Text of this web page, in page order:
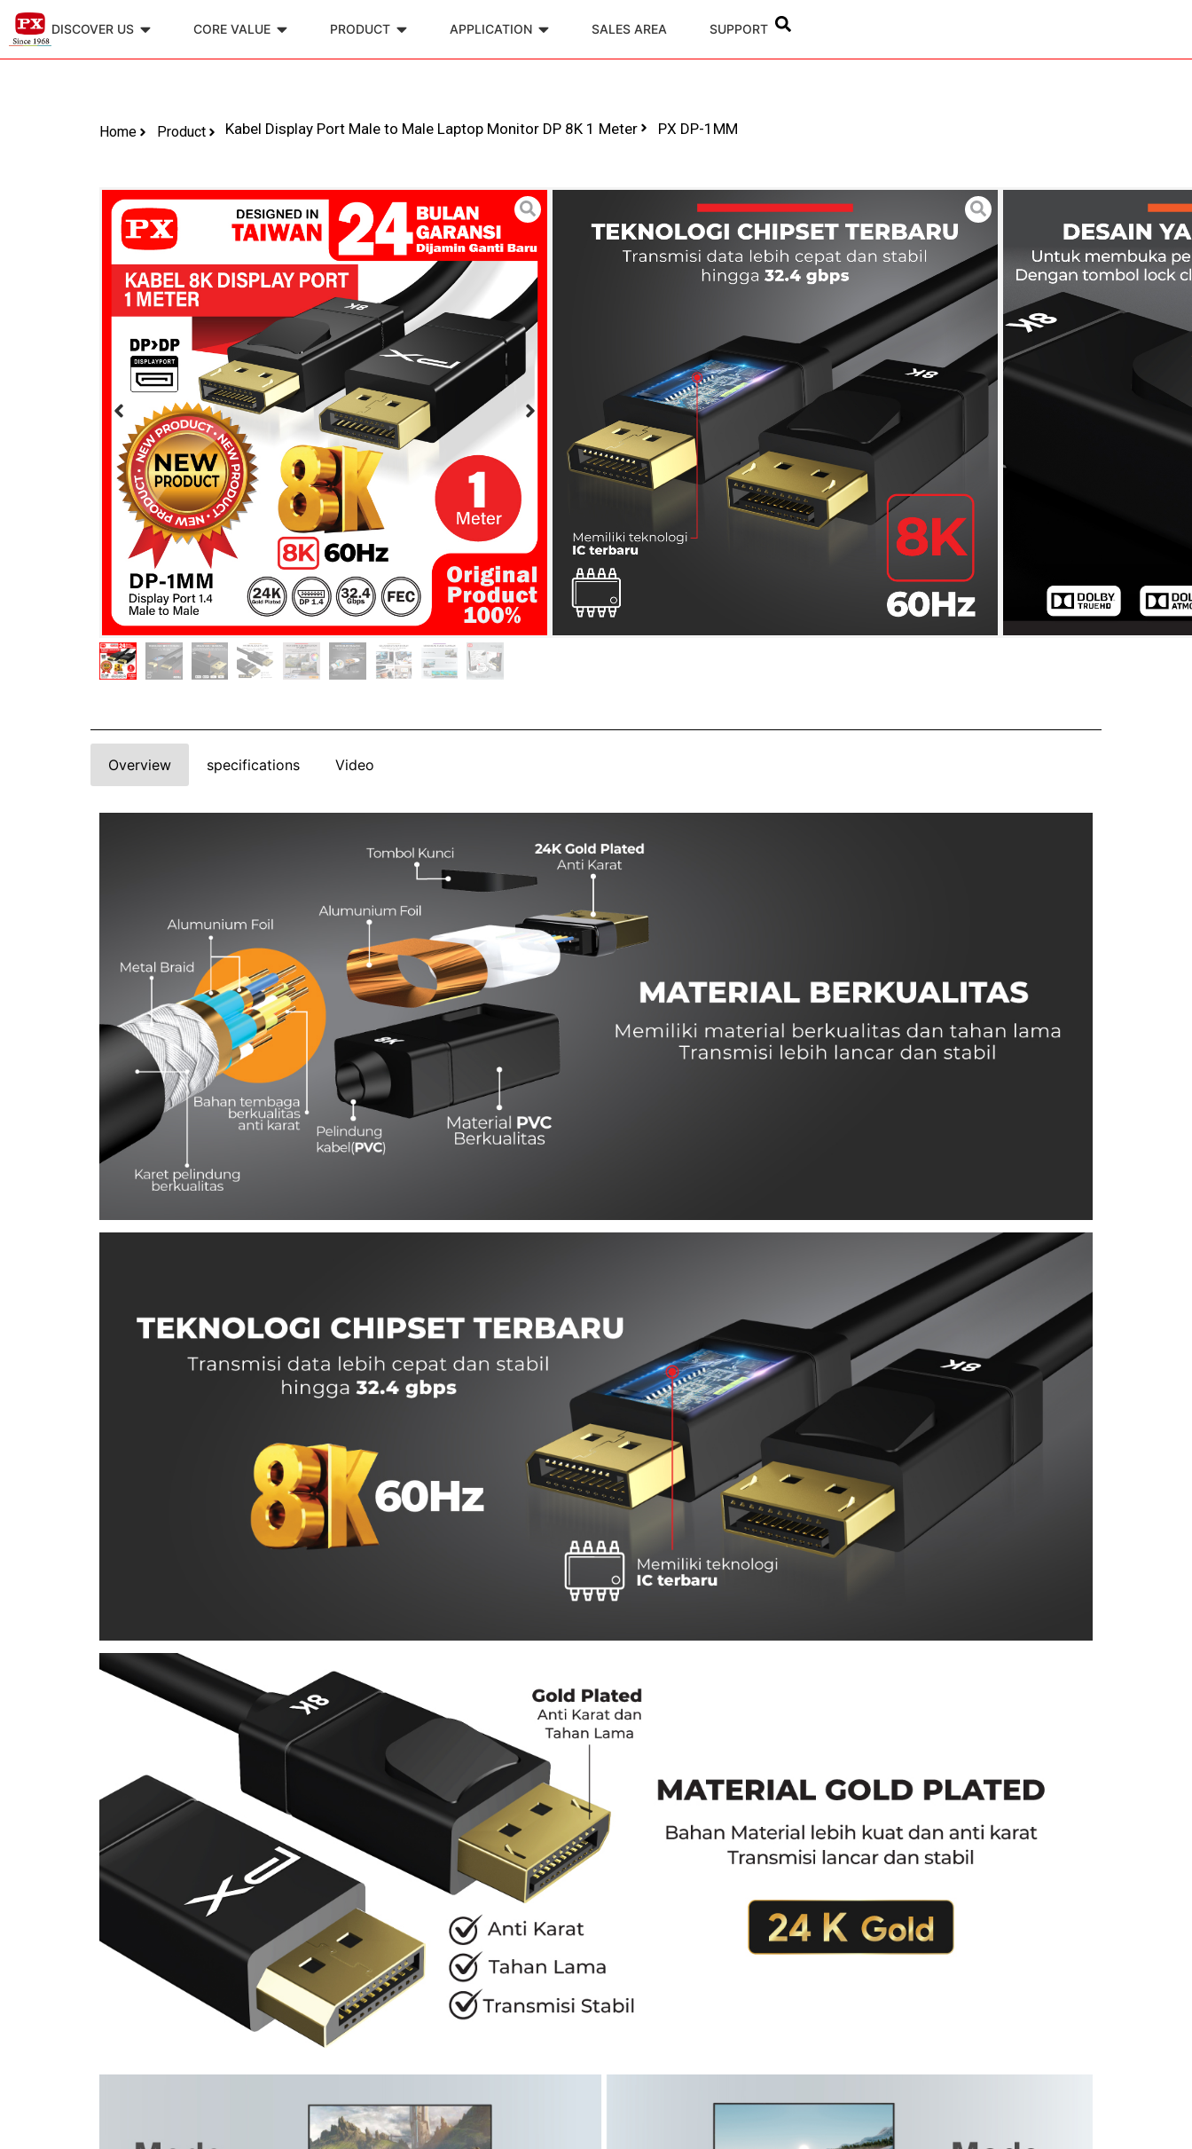
DISCOVER US CORE VALUE PRODUCT APPLICATION SALES AREA SUPPORT
Home Product Kabel Display Port Male to Male Laptop Monitor DP 8K 1 Meter PX DP-1MM
Kabel Display Port Male to Male
Laptop Monitor DP 8K 1 Meter
Model : PX DP-1MM
Di desain di Taiwan, Garansi 24 Bulan
Resolusi 8K@60Hz, 4x lebih tajam dari 1080P
Memiliki Smart Click Lock untuk tombol mengunci
Mendukung Audio Dolby TrueHD, Dolby Atmos, dan DTS HD
Transmisi data hingga 32.4Gbps
Material Gold Plated
Memiliki mode mirroring dan extend
Plug and Play
Overview specifications Video